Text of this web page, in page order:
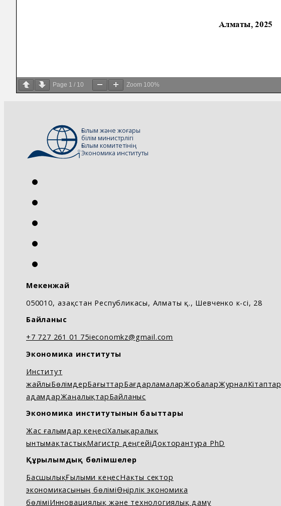
Page 1 / 10 Zoom 100%
Ғылым және жоғары
білім министрлігі
Ғылым комитетінің
Экономика институты
Мекенжай
050010, Қазақстан Республикасы, Алматы қ., Шевченко к-сі, 28
Байланыс
+7 727 261 01 75ieconomkz@gmail.com
Экономика институты
Институт
жайлыБөлімдерБағыттарБағдарламаларЖобаларЖурналКітаптар
адамдарЖаңалықтарБайланыс
Экономика институтынын бағыттары
Жас ғалымдар кеңесіХалықаралық
ынтымақтастықМагистр деңгейіДокторантура PhD
Құрылымдық бөлімшелер
БасшылықҒылыми кеңесНақты сектор
экономикасының бөліміӨңірлік экономика
бөліміИнновациялық және технологиялық даму